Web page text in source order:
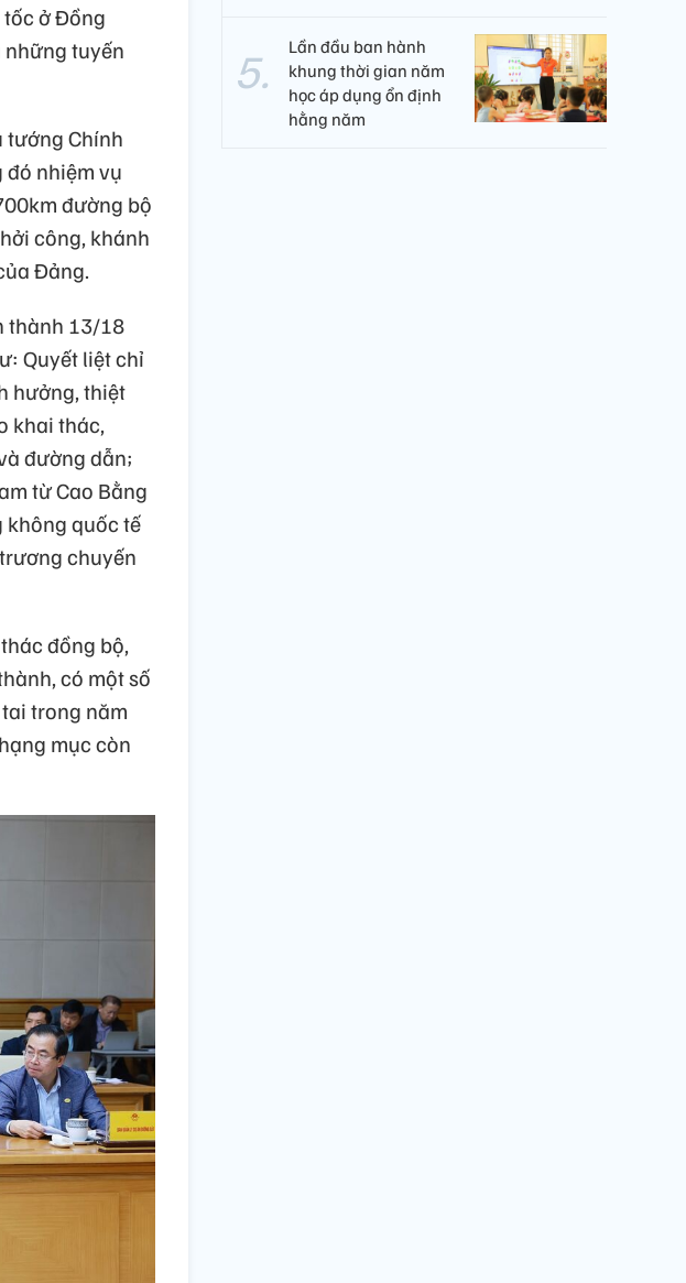
ở Đồng
những tuyến
tướng Chính
nhiệm vụ
đường bộ
công, khánh
Đảng.
thành 13/18
Quyết liệt chỉ
hưởng, thiệt
khai thác,
đường dẫn;
từ Cao Bằng
không quốc tế
chuyến
đồng bộ,
có một số
trong năm
mục còn
Lần đầu ban hành
khung thời gian năm
học áp dụng ổn định
hằng năm